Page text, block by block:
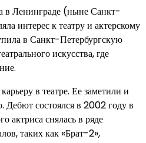
в Ленинграде (ныне Санкт-
интерес к театру и актерскому
в Санкт-Петербургскую
искусства, где
в театре. Ее заметили и
Дебют состоялся в 2002 году в
актриса снялась в ряде
таких как «Брат-2»,